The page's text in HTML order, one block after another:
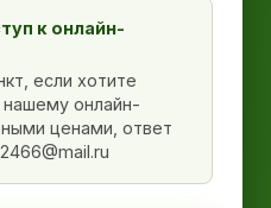
к онлайн-
если хотите
нашему онлайн-
ценами, ответ